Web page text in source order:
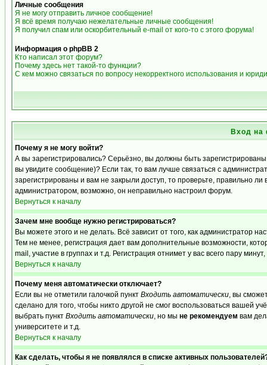
Личные сообщения
Я не могу отправить личное сообщение!
Я всё время получаю нежелательные личные сообщения!
Я получил спам или оскорбительный e-mail от кого-то с этого форума!
Информация о phpBB 2
Кто написал этот форум?
Почему здесь нет такой-то функции?
С кем можно связаться по вопросу некорректного использования и
Вход на
Почему я не могу войти?
А вы зарегистрировались? Серьёзно, вы должны быть
вы увидите сообщение)? Если так, то вам лучше связаться с
зарегистрированы и вам не закрыли доступ, то проверьте, правильно
администратором, возможно, он неправильно настроил форум.
Вернуться к началу
Зачем мне вообще нужно регистрироваться?
Вы можете этого и не делать. Всё зависит от того, как администратор
Тем не менее, регистрация дает вам дополнительные возможности,
mail, участие в группах и т.д. Регистрация отнимет у вас всего пару
Вернуться к началу
Почему меня автоматически отключает?
Если вы не отметили галочкой пункт Входить автоматически, вы
сделано для того, чтобы никто другой не смог воспользоваться вашей
выбрать пункт Входить автоматически, но мы не рекомендуем вам
университете и т.д.
Вернуться к началу
Как сделать, чтобы я не появлялся в списке активных